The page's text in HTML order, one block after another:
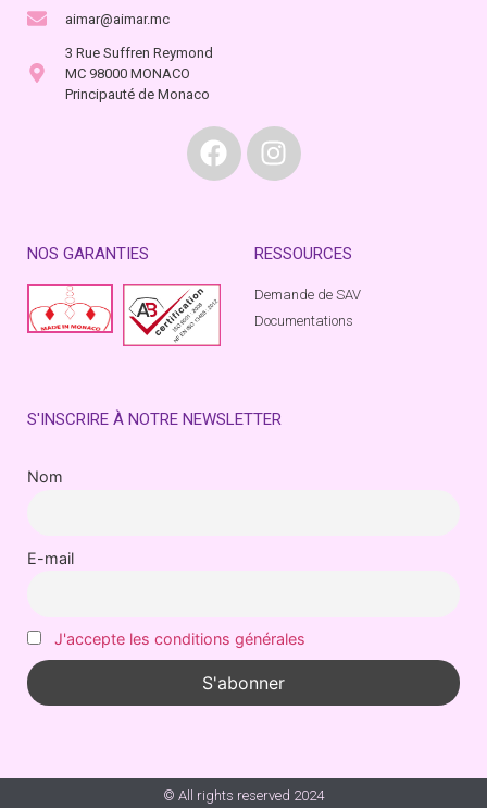
aimar@aimar.mc
3 Rue Suffren Reymond
MC 98000 MONACO
Principauté de Monaco
NOS GARANTIES RESSOURCES
Demande de SAV
Documentations
S'INSCRIRE À NOTRE NEWSLETTER
Nom
E-mail
J'accepte les conditions générales
© All rights reserved 2024